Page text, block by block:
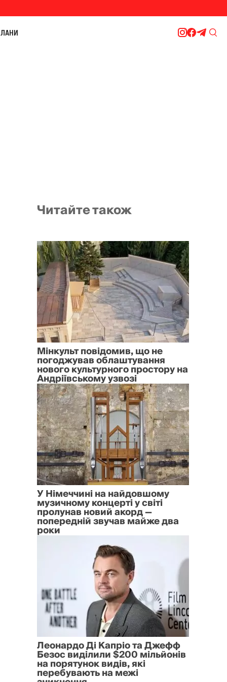
Читайте також
Мінкульт повідомив, що не
погоджував облаштування
нового культурного простору на
Андріївському узвозі
У Німеччині на найдовшому
музичному концерті у світі
пролунав новий акорд —
попередній звучав майже два
роки
Леонардо Ді Капріо та Джефф
Безос виділили $200 мільйонів
на порятунок видів, які
перебувають на межі